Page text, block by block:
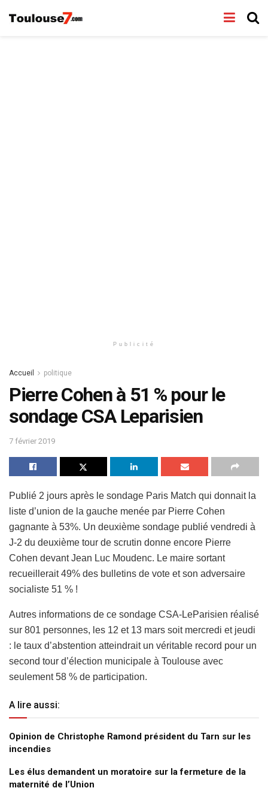
Publicité
Accueil politique
Pierre Cohen à 51 % pour le
sondage CSA Leparisien
7 février 2019
Publié 2 jours après le sondage Paris Match qui donnait la
liste d’union de la gauche menée par Pierre Cohen
gagnante à 53%. Un deuxième sondage publié vendredi à
J-2 du deuxième tour de scrutin donne encore Pierre
Cohen devant Jean Luc Moudenc. Le maire sortant
recueillerait 49% des bulletins de vote et son adversaire
socialiste 51 % !
Autres informations de ce sondage CSA-LeParisien réalisé
sur 801 personnes, les 12 et 13 mars soit mercredi et jeudi
: le taux d’abstention atteindrait un véritable record pour un
second tour d’élection municipale à Toulouse avec
seulement 58 % de participation.
A lire aussi:
Opinion de Christophe Ramond président du Tarn sur les
incendies
Les élus demandent un moratoire sur la fermeture de la
maternité de l’Union